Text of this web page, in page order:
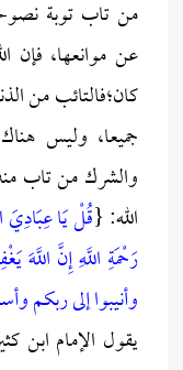
من تاب توبة
عن موانعها، فإن
كان؛فالتائب من
جميعا، وليس
والشرك من تاب
الله: {قُلْ يَا عِبَادِيَ
رَحْمَةِ اللَّهِإِنَّ اللَّهَ
وأنيبوا إلى ربكم
يقول الإمام ابن